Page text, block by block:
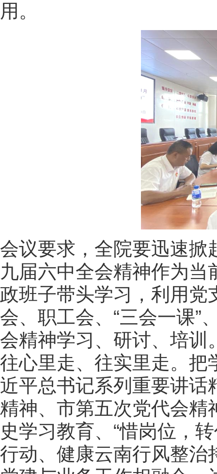
用。
会议要求，全院要迅速掀
九届六中全会精神作为
政班子带头学习，利用党
会、职工会、“三会一课”
会精神学习、研讨、培训
往心里走、往实里走。把
近平总书记系列重要讲话
精神、市第五次党代会精
史学习教育、“惜岗位，
行动、健康云南行风整治